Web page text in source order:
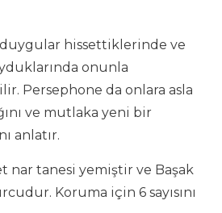
duygular hissettiklerinde ve
onunla
Persephone da onlara asla
ve mutlaka yeni bir
anlatır.
nar tanesi yemiştir ve Başak
Koruma için 6 sayısını